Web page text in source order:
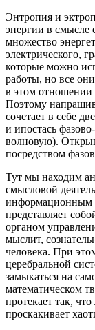
Энтропия и
энергии в смысле
множество
электрического,
которые можно
работы, но все
в этом отношении
Поэтому
сочетает в себе
и ипостась
волновую).
посредством
Тут мы находим
смысловой
информационным
представляет
органом
мыслит,
человека. При
церебральной
замыкаться на
математическом
протекает так,
проскакивает